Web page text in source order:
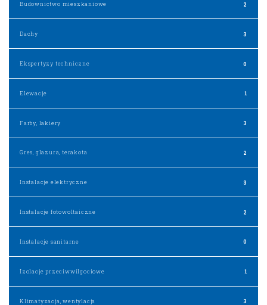
Budownictwo mieszkaniowe 2
Dachy 3
Ekspertyzy techniczne 0
Elewacje 1
Farby, lakiery 3
Gres, glazura, terakota 2
Instalacje elektryczne 3
Instalacje fotowoltaiczne 2
Instalacje sanitarne 0
Izolacje przeciwwilgociowe 1
Klimatyzacja, wentylacja 3